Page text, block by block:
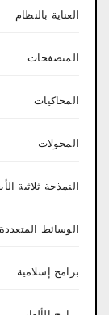
العناية بالنظام
المتصفحات
المحاكيات
المحولات
النمذجة ثلاثية
الوسائط المتعددة
برامج إسلامية